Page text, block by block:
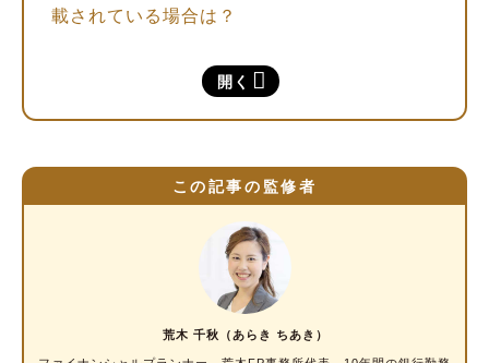
開く
載されている場合は？
整骨院の治療費で医療費控除の対象となるの
は？
②治療の一環で必要な医療用品の購入費
③通院のための交通費
整骨院の治療費で医療費控除の対象とならない
医療費控除で還付される金額の計算方法
この記事の監修者
荒木 千秋（あらき ちあき）